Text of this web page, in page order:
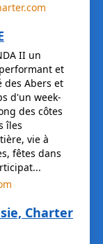
II un
et
des Abers et
d'un week-
des côtes
îles
vie à
fêtes dans
Charter